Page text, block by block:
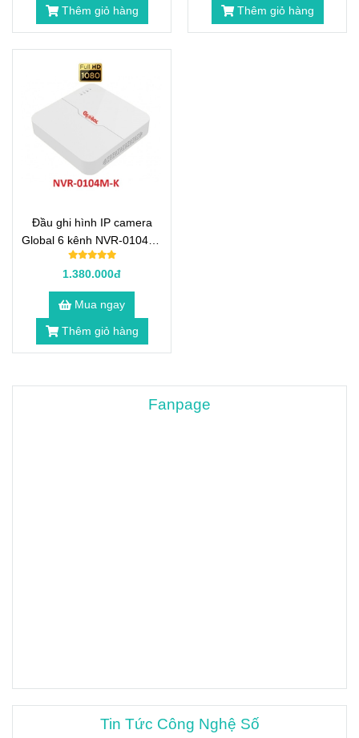
Thêm giỏ hàng Thêm giỏ hàng
Đầu ghi hình IP camera
Global 6 kênh NVR-0104M-
K
1.380.000đ
Mua ngay
Thêm giỏ hàng
Fanpage
Tin Tức Công Nghệ Số